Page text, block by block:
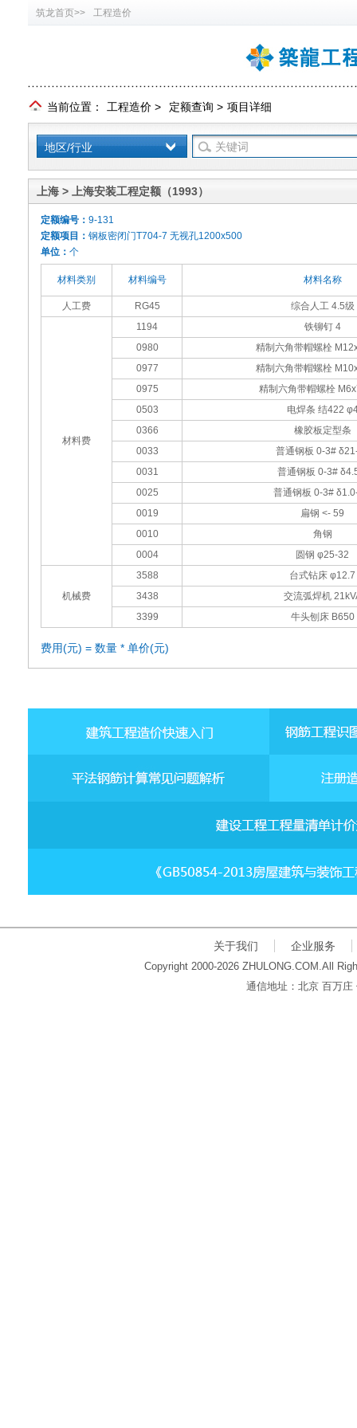
筑龙首页>> 工程造价
当前位置： 工程造价 > 定额查询 > 项目详细
地区/行业
上海 > 上海安装工程定额（1993）
定额编号： 9-131
定额项目： 钢板密闭门T704-7 无视孔1200x500
单位： 个
材料类别 材料编号 材料名称
人工费 RG45 综合人工 4.5级
材料费
1194
铁铆钉 4
0980
精制六角带帽螺栓
0977
精制六角带帽螺栓
0975
精制六角带帽螺栓
0503
电焊条 结422
0366
橡胶板定型条
0033
普通钢板 0-3#
0031
普通钢板 0-3#
0025
普通钢板 0-3#
0019
扁钢 <- 59
0010
角钢
0004
圆钢 φ25-32
机械费
3588
台式钻床 φ12.7
3438
交流弧焊机
3399
牛头刨床 B650
费用(元) = 数量 * 单价(元)
关于我们 企业服务
Copyright 2000-2026 ZHULONG.COM.All
通信地址：北京 百万